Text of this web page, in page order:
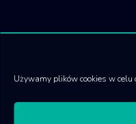
Używamy plików cookies w